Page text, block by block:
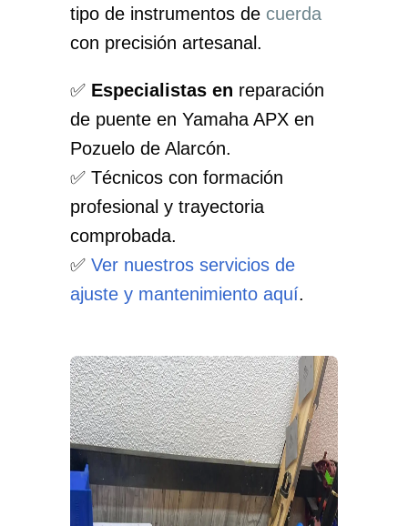
tipo de instrumentos de cuerda
con precisión artesanal.
✅ Especialistas en reparación
de puente en Yamaha APX en
Pozuelo de Alarcón.
✅ Técnicos con formación
profesional y trayectoria
comprobada.
✅ Ver nuestros servicios de
ajuste y mantenimiento aquí.